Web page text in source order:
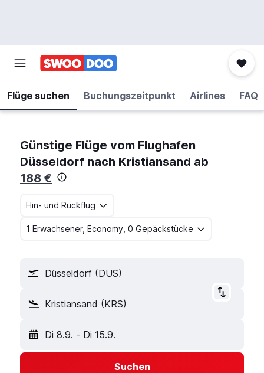
Flüge suchen Buchungszeitpunkt Airlines FAQ
Günstige Flüge vom Flughafen
Düsseldorf nach Kristiansand ab
188 €
Hin- und Rückflug
1 Erwachsener, Economy, 0 Gepäckstücke
Düsseldorf (DUS)
Kristiansand (KRS)
Di 8.9. - Di 15.9.
Suchen